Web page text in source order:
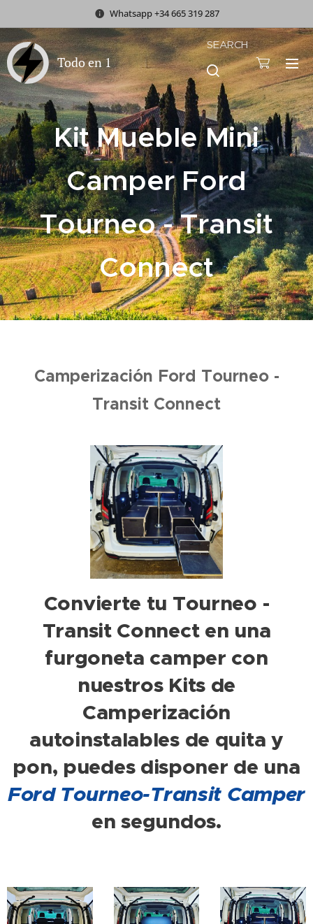
Whatsapp +34 665 319 287
Todo en 1
SEARCH
Kit Mueble Mini
Camper Ford
Tourneo - Transit
Connect
Camperización Ford Tourneo -
Transit Connect
Convierte tu Tourneo -
Transit Connect en una
furgoneta camper con
nuestros Kits de
Camperización
autoinstalables de quita y
pon, puedes disponer de una
Ford Tourneo-Transit Camper
en segundos.